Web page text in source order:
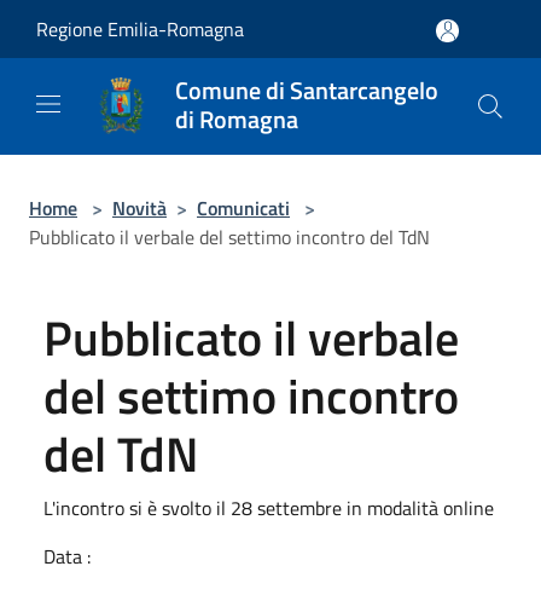
Regione Emilia-Romagna
Comune di Santarcangelo
di Romagna
Home > Novità > Comunicati >
Pubblicato il verbale del settimo incontro del TdN
Pubblicato il verbale
del settimo incontro
del TdN
L'incontro si è svolto il 28 settembre in modalità online
Data :